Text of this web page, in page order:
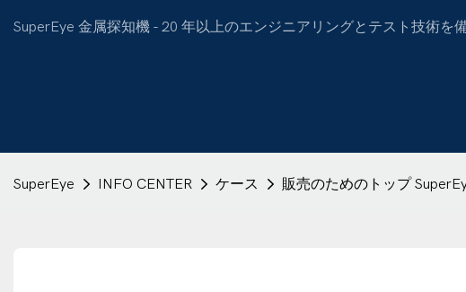
SuperEye 金属探知機 - 20 年以上のエンジニアリングとテスト技術を
SuperEye INFO CENTER ケース 販売のためのトップ